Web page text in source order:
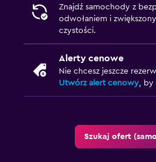
Znajdź samochody z
odwołaniem i
czystości.
Alerty cenowe
Nie chcesz jeszcze
Utwórz alert cenowy, by
Szukaj ofert